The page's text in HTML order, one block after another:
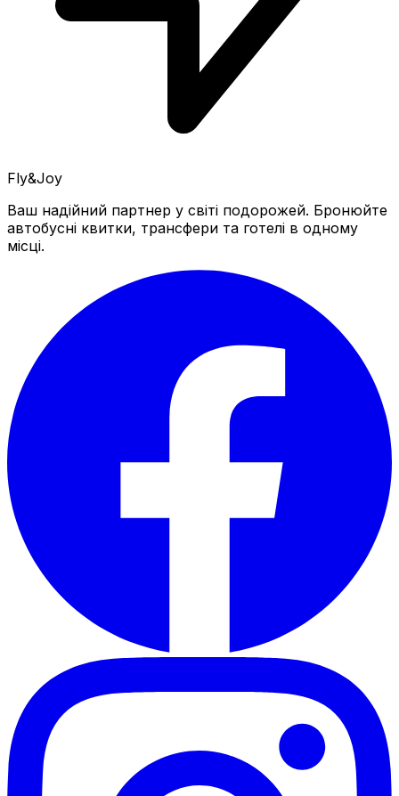
Fly&Joy
Ваш надійний партнер у світі подорожей. Бронюйте
автобусні квитки, трансфери та готелі в одному
місці.